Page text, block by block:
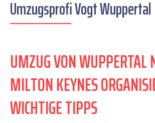
Umzugsprofi Vogt Wuppertal
UMZUG VON WUPPERTAL
MILTON KEYNES
WICHTIGE TIPPS